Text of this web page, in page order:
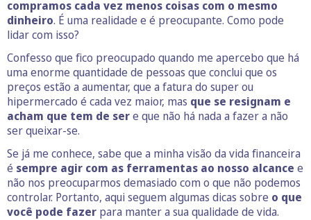
compramos cada vez menos coisas com o mesmo
dinheiro. É uma realidade e é preocupante. Como pode
lidar com isso?
Confesso que fico preocupado quando me apercebo que há
uma enorme quantidade de pessoas que conclui que os
preços estão a aumentar, que a fatura do super ou
hipermercado é cada vez maior, mas que se resignam e
acham que tem de sere que não há nada a fazer a não
ser queixar-se.
Se já me conhece, sabe que a minha visão da vida financeira
é sempre agir com as ferramentas ao nosso alcance e
não nos preocuparmos demasiado com o que não podemos
controlar. Portanto, aqui seguem algumas dicas sobre o que
você pode fazer para manter a sua qualidade de vida.